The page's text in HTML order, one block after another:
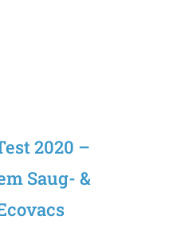
2020 –
Saug- &